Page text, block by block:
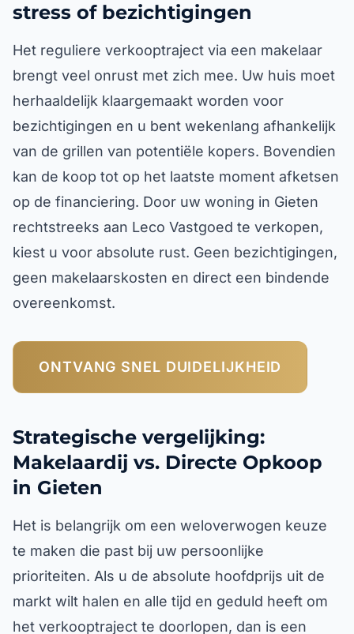
stress of bezichtigingen
Het reguliere verkooptraject via een makelaar
brengt veel onrust met zich mee. Uw huis moet
herhaaldelijk klaargemaakt worden voor
bezichtigingen en u bent wekenlang afhankelijk
van de grillen van potentiële kopers. Bovendien
kan de koop tot op het laatste moment afketsen
op de financiering. Door uw woning in Gieten
rechtstreeks aan Leco Vastgoed te verkopen,
kiest u voor absolute rust. Geen bezichtigingen,
geen makelaarskosten en direct een bindende
overeenkomst.
ONTVANG SNEL DUIDELIJKHEID
Strategische vergelijking:
Makelaardij vs. Directe Opkoop
in Gieten
Het is belangrijk om een weloverwogen keuze
te maken die past bij uw persoonlijke
prioriteiten. Als u de absolute hoofdprijs uit de
markt wilt halen en alle tijd en geduld heeft om
het verkooptraject te doorlopen, dan is een